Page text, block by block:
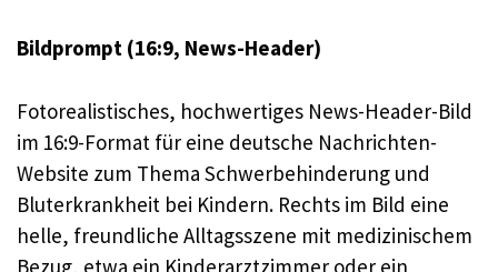
Bildprompt (16:9, News-Header)
Fotorealistisches, hochwertiges News-Header-Bild
im 16:9-Format für eine deutsche Nachrichten-
Website zum Thema Schwerbehinderung und
Bluterkrankheit bei Kindern. Rechts im Bild eine
helle, freundliche Alltagsszene mit medizinischem
Bezug, etwa ein Kinderarztzimmer oder ein